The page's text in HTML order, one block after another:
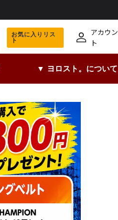
お気に入りリス
ト
アカウン
ト
▼ ヨロスト。について